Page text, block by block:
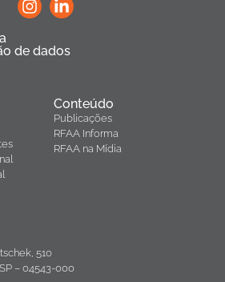
de dados
Conteúdo
Publicações
RFAA Informa
RFAA na Mídia
510
– 04543-000